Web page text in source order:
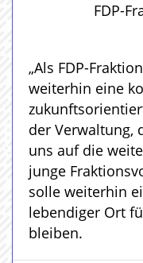
FDP-
„Als FDP-
weiterhin eine
der Verwaltung,
uns auf die
junge
solle weiterhin
lebendiger Ort
bleiben.